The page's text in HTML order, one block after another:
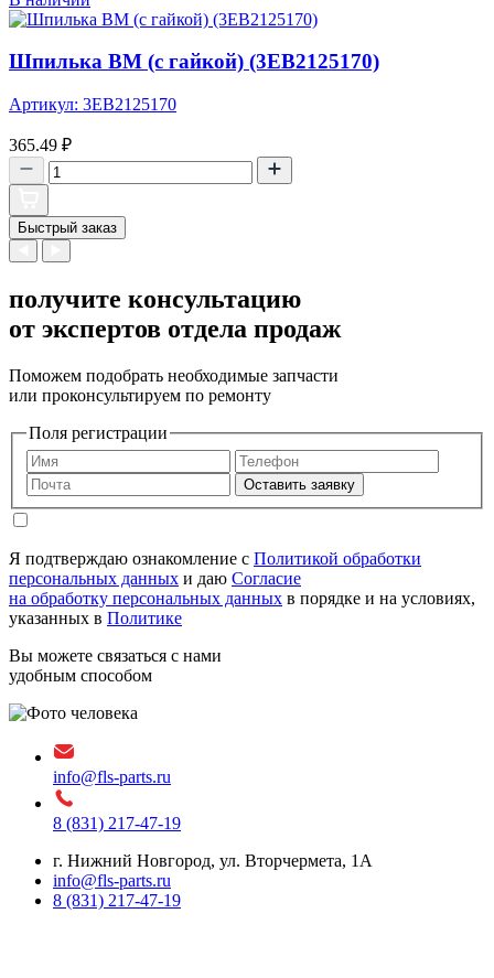
Шпилька ВМ (с гайкой) (3EB2125170)
Артикул: 3EB2125170
365.49 ₽
Быстрый заказ
получите консультацию
от экспертов отдела продаж
Поможем подобрать необходимые запчасти
или проконсультируем по ремонту
Поля регистрации
Оставить заявку
Я подтверждаю ознакомление с Политикой обработки
персональных данных и даю Согласие
на обработку персональных данных в порядке и на условиях,
указанных в Политике
Вы можете связаться с нами
удобным способом
info@fls-parts.ru
8 (831) 217-47-19
г. Нижний Новгород, ул. Вторчермета, 1А
info@fls-parts.ru
8 (831) 217-47-19